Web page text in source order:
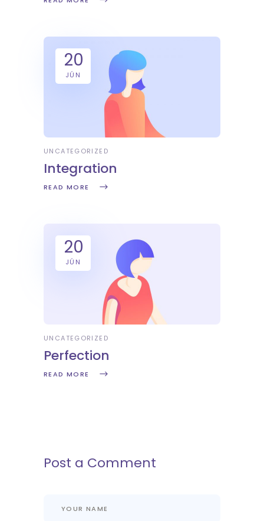
20
JÚN
UNCATEGORIZED
Integration
READ MORE
20
JÚN
UNCATEGORIZED
Perfection
READ MORE
Post a Comment